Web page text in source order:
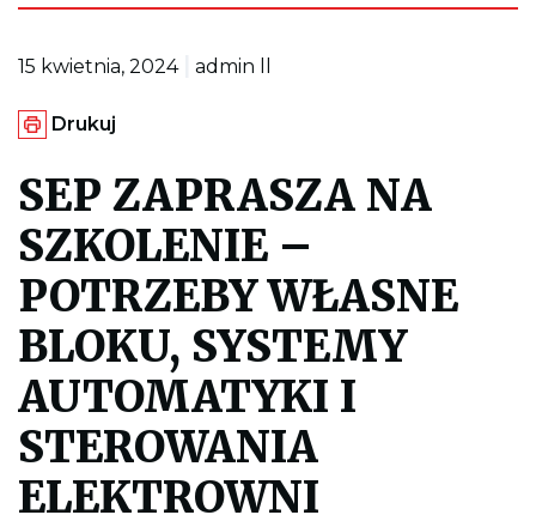
15 kwietnia, 2024 admin ll
G
e
e
r
u
j
e
l
i
k
d
f
d
o
y
d
Drukuj
SEP ZAPRASZA NA
SZKOLENIE –
POTRZEBY WŁASNE
BLOKU, SYSTEMY
AUTOMATYKI I
STEROWANIA
ELEKTROWNI